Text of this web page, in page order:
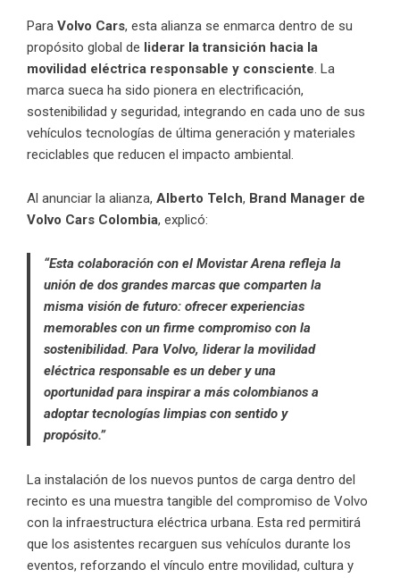
Para Volvo Cars, esta alianza se enmarca dentro de su
propósito global de liderar la transición hacia la
movilidad eléctrica responsable y consciente. La
marca sueca ha sido pionera en electrificación,
sostenibilidad y seguridad, integrando en cada uno de sus
vehículos tecnologías de última generación y materiales
reciclables que reducen el impacto ambiental.
Al anunciar la alianza, Alberto Telch, Brand Manager de
Volvo Cars Colombia, explicó:
“Esta colaboración con el Movistar Arena refleja la
unión de dos grandes marcas que comparten la
misma visión de futuro: ofrecer experiencias
memorables con un firme compromiso con la
sostenibilidad. Para Volvo, liderar la movilidad
eléctrica responsable es un deber y una
oportunidad para inspirar a más colombianos a
adoptar tecnologías limpias con sentido y
propósito.”
La instalación de los nuevos puntos de carga dentro del
recinto es una muestra tangible del compromiso de Volvo
con la infraestructura eléctrica urbana. Esta red permitirá
que los asistentes recarguen sus vehículos durante los
eventos, reforzando el vínculo entre movilidad, cultura y